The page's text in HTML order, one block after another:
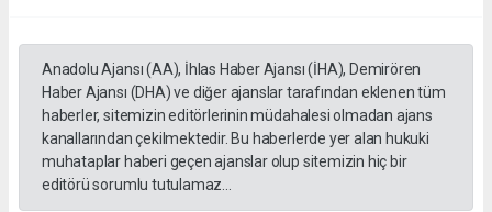
Anadolu Ajansı (AA), İhlas Haber Ajansı (İHA), Demirören
Haber Ajansı (DHA) ve diğer ajanslar tarafından eklenen tüm
haberler, sitemizin editörlerinin müdahalesi olmadan ajans
kanallarından çekilmektedir. Bu haberlerde yer alan hukuki
muhataplar haberi geçen ajanslar olup sitemizin hiç bir
editörü sorumlu tutulamaz...